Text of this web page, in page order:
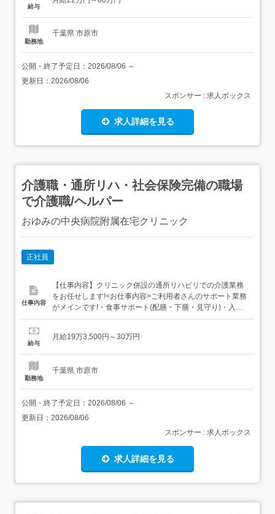
【給与】月給 220,000円 〜 800,000円<給与の備考>新卒・
給与
勤務地
千葉県 市原市
公開・終了予定日： 2026/08/06 ～
更新日： 2026/08/06
スポンサー : 求人ボックス
求人詳細を見る
介護職・通所リハ・社会保険完備の職場
で介護職/ヘルパー
おゆみの中央病院附属在宅クリニック
正社員
仕事内容
【仕事内容】クリニック併設の通所リハビリでの介護業務
をお任せします!<お仕事内容>ご利用者さんのサポート業務
がメインです!・食事サポート(配膳・下膳・見守り)・入浴
介助(一般欲や機械浴での入浴介助)・トイレ介助(見守りや
ト・送迎付き添い・記録業務 など 【経験・資格】<応募要
給与
月給19万3,500円～30万円
勤務地
千葉県 市原市
公開・終了予定日： 2026/08/06 ～
更新日： 2026/08/06
スポンサー : 求人ボックス
求人詳細を見る